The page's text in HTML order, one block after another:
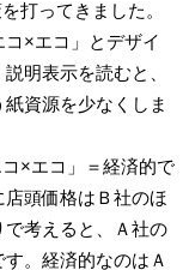
打ってきました。
×エコ」とデザイ
明表示を読むと、
紙資源を少なくしま
×エコ」＝経済的で
頭価格はＢ社のほ
で考えると、Ａ社の
。経済的なのはＡ